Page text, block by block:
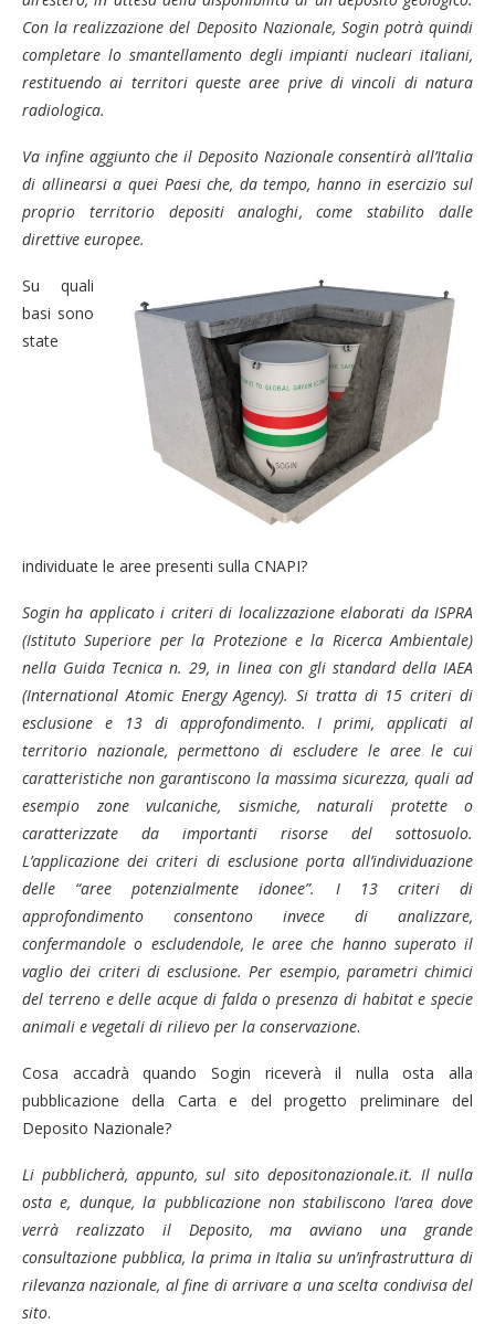
Con la realizzazione del Deposito Nazionale, Sogin potrà quindi
completare lo smantellamento degli impianti nucleari italiani,
restituendo ai territori queste aree prive di vincoli di natura
radiologica.
Va infine aggiunto che il Deposito Nazionale consentirà all’Italia
di allinearsi a quei Paesi che, da tempo, hanno in esercizio sul
proprio territorio depositi analoghi,come stabilito dalle
direttive europee.
Su quali
basi sono
state
individuate le aree presenti sulla CNAPI?
Sogin ha applicato i criteri di localizzazione elaborati da ISPRA
(Istituto Superiore per la Protezione e la Ricerca Ambientale)
nella Guida Tecnica n. 29, in linea con gli standard della IAEA
(International Atomic Energy Agency). Si tratta di 15 criteri di
esclusione e 13 di approfondimento. I primi, applicati al
territorio nazionale, permettono di escludere le aree le cui
caratteristiche non garantiscono la massima sicurezza, quali ad
esempio zone vulcaniche, sismiche, naturali protette o
caratterizzate da importanti risorse del sottosuolo.
L’applicazione dei criteri di esclusione porta all’individuazione
delle “aree potenzialmente idonee”. I 13 criteri di
approfondimento consentono invece di analizzare,
confermandole o escludendole, le aree che hanno superato il
vaglio dei criteri di esclusione. Per esempio, parametri chimici
del terreno e delle acque di falda o presenza di habitat e specie
animali e vegetali di rilievo per la conservazione.
Cosa accadrà quando Sogin riceverà il nulla osta alla
pubblicazione della Carta e del progetto preliminare del
Deposito Nazionale?
Li pubblicherà, appunto, sul sito depositonazionale.it. Il nulla
osta e, dunque, la pubblicazione non stabiliscono l’area dove
verrà realizzato il Deposito, ma avviano una grande
consultazione pubblica, la prima in Italia su un’infrastruttura di
rilevanza nazionale, al fine di arrivare a una scelta condivisa del
sito.